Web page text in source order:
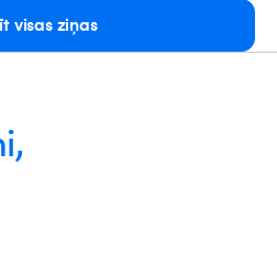
visas ziņas